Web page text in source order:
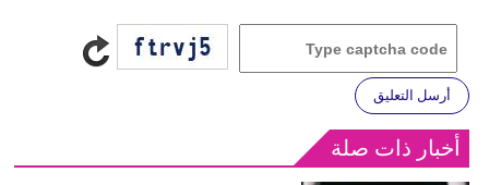
أرسل التعليق
أخبار ذات صلة